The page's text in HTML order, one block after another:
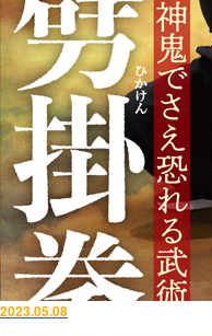
2023.05.08